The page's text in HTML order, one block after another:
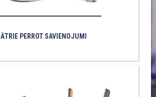
ĀTRIE PERROT SAVIENOJUMI